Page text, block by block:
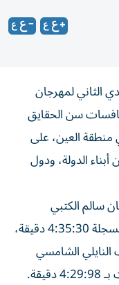
الثاني لمهرجان
2026، بإقامة منافسات سن الحقايق
في منطقة العين، على
أبناء الدولة، ودول
سالم الكتبي
المنافسات بحصد لقب الشوط الأول، مسجلة 4:35:30 دقيقة،
النايلي الشامسي